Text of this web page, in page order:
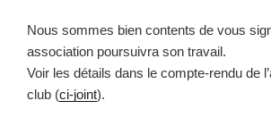
Nous sommes bien contents de vous
association poursuivra son travail.
Voir les détails dans le compte-rendu de
club (ci-joint).